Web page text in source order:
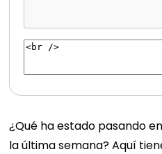
¿Qué ha estado pasando
la última semana? Aquí